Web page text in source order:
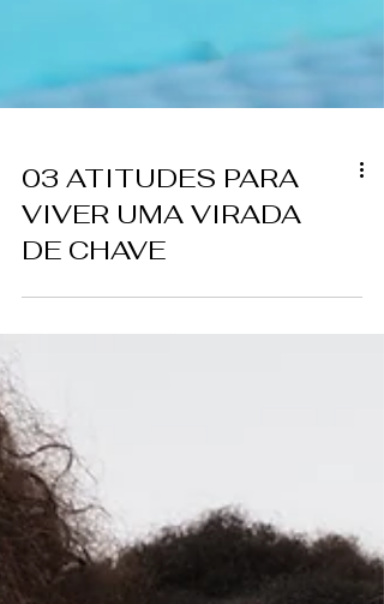
03 ATITUDES PARA
VIVER UMA VIRADA
DE CHAVE